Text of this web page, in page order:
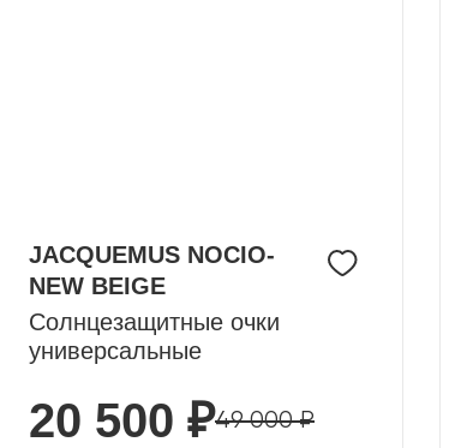
JACQUEMUS NOCIO-
NEW BEIGE
Солнцезащитные очки
универсальные
20 500 ₽49 000 ₽